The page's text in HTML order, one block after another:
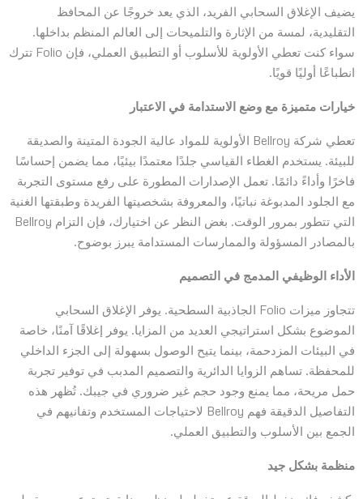
يضيف الإغلاق السحابي الفريد، الذي يعد خروجًا عن المحافظ
التقليدية، لمسة من الإثارة والتلميحات إلى العالم المنظم بداخلها.
سواء كنت تعطي الأولوية للأسلوب أو التطبيق العملي، فإن Folio تترك
انطباعًا أوليًا قويًا.
خيارات متميزة مع وضع الاستدامة في الاعتبار
تعطي شركة Bellroy الأولوية للمواد عالية الجودة المتينة والصديقة
للبيئة. يستخدم الغطاء القياسي جلدًا معتمدًا بيئيًا، مما يضمن إحساسًا
فاخرًا وأداءً دائمًا. تعمل الإصدارات المطورة على رفع مستوى التجربة
مع الجلود المدبوغة نباتيًا، والمعروفة بشخصيتها الفريدة وطبقتها الغنية
التي تتطور بمرور الوقت. بغض النظر عن اختيارك، فإن التزام Bellroy
بالمصادر المسؤولة والممارسات المستدامة يبرز بوضوح.
الأداء الوظيفي المدمج في التصميم
تتجاوز ميزات Folio الجاذبية السطحية. يوفر الإغلاق السحابي
الموضوع بشكل استراتيجي العديد من المزايا. يوفر إغلاقًا آمنًا، خاصة
في البيئات المزدحمة، بينما يتيح الوصول بسهولة إلى الجزء الداخلي
للمحفظة. تساهم الزوايا الدائرية والتصميم المدبب في توفير تجربة
حمل مريحة، مما يمنع وجود حجم غير ضروري في جيبك. تُظهر هذه
التفاصيل الدقيقة فهم Bellroy لاحتياجات المستخدم وتفانيهم في
الجمع بين الأسلوب والتطبيق العملي.
منظمة بشكل جيد